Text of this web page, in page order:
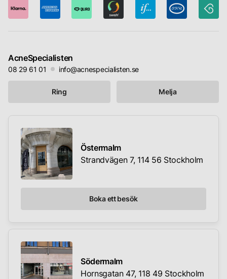
AcneSpecialisten
08 29 61 01 info@acnespecialisten.se
Ring Melja
Östermalm
Strandvägen 7, 114 56 Stockholm
Boka ett besök
Södermalm
Hornsgatan 47, 118 49 Stockholm